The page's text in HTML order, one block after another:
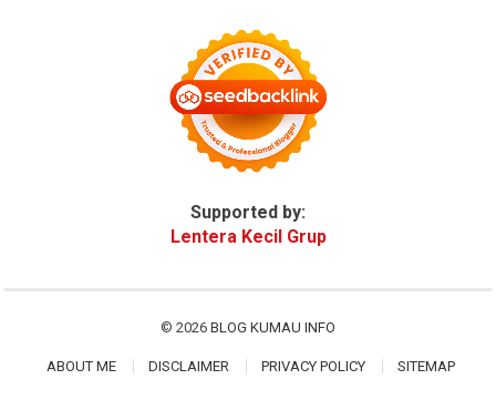
Supported by:
Lentera Kecil Grup
© 2026 BLOG KUMAU INFO
ABOUT ME DISCLAIMER PRIVACY POLICY SITEMAP